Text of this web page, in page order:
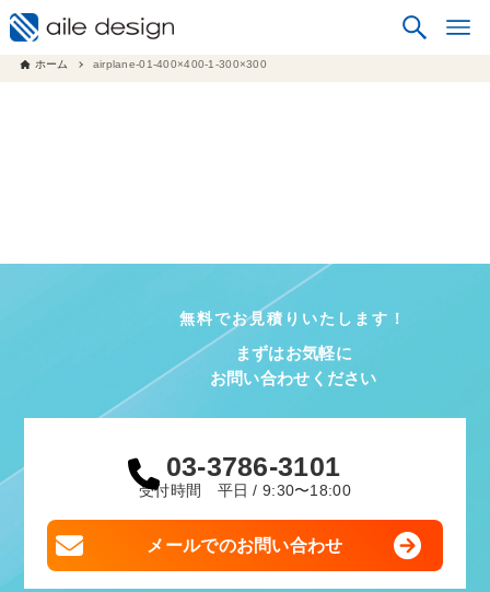
ホーム airplane-01-400×400-1-300×300
無料でお見積りいたします！
まずはお気軽に
お問い合わせください
03-3786-3101
受付時間 平日 / 9:30〜18:00
メールでのお問い合わせ